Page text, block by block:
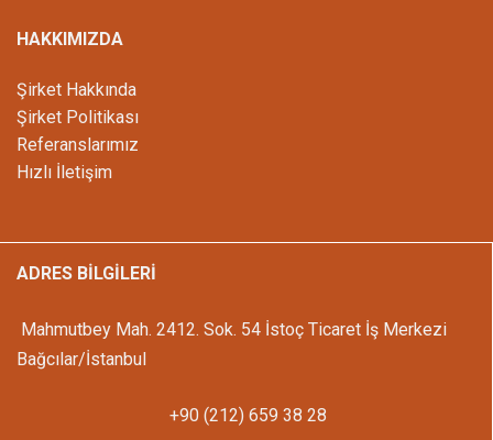
HAKKIMIZDA
Şirket Hakkında
Şirket Politikası
Referanslarımız
Hızlı İletişim
ADRES BİLGİLERİ
Mahmutbey Mah. 2412. Sok. 54 İstoç Ticaret İş Merkezi
Bağcılar/İstanbul
+90 (212) 659 38 28